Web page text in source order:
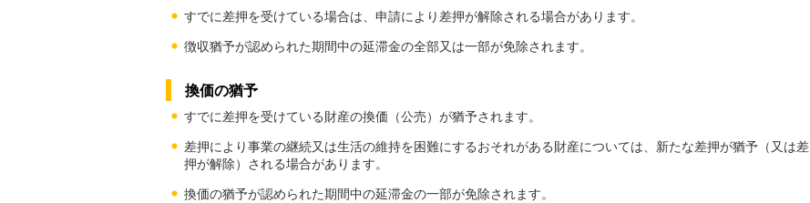
すでに差押を受けている場合は、申請により差押が解除される場合があります。
徴収猶予が認められた期間中の延滞金の全部又は一部が免除されます。
換価の猶予
すでに差押を受けている財産の換価（公売）が猶予されます。
差押により事業の継続又は生活の維持を困難にするおそれがある財産については、新たな差押が猶予（又は差
押が解除）される場合があります。
換価の猶予が認められた期間中の延滞金の一部が免除されます。